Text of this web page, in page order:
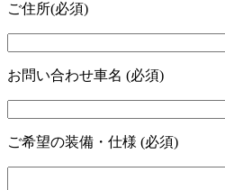
ご住所(必須)
お問い合わせ車名 (必須)
ご希望の装備・仕様 (必須)